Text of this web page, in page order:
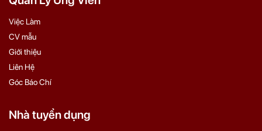
Việc Làm
CV mẫu
Giới thiệu
Liên Hệ
Góc Báo Chí
Nhà tuyển dụng